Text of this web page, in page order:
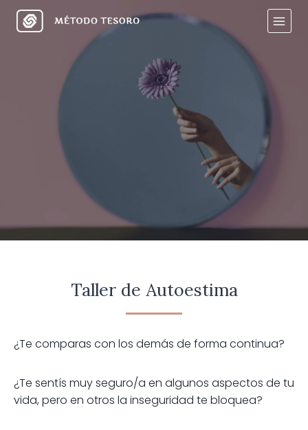
Taller de Autoestima
¿Te comparas con los demás de forma continua?
¿Te sentís muy seguro/a en algunos aspectos de tu
vida, pero en otros la inseguridad te bloquea?